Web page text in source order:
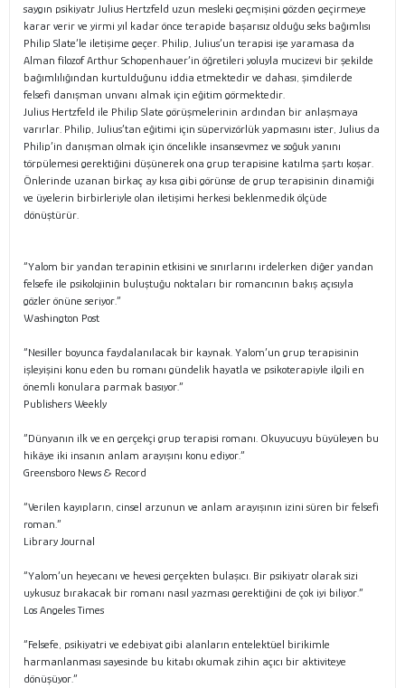
saygın psikiyatr Julius Hertzfeld uzun mesleki geçmişini gözden geçirmeye
karar verir ve yirmi yıl kadar önce terapide başarısız olduğu seks bağımlısı
Philip Slate’le iletişime geçer. Philip, Julius’un terapisi işe yaramasa da
Alman filozof Arthur Schopenhauer’in öğretileri yoluyla mucizevi bir şekilde
bağımlılığından kurtulduğunu iddia etmektedir ve dahası, şimdilerde
felsefi danışman unvanı almak için eğitim görmektedir.
Julius Hertzfeld ile Philip Slate görüşmelerinin ardından bir anlaşmaya
varırlar. Philip, Julius’tan eğitimi için süpervizörlük yapmasını ister, Julius da
Philip’in danışman olmak için öncelikle insansevmez ve soğuk yanını
törpülemesi gerektiğini düşünerek ona grup terapisine katılma şartı koşar.
Önlerinde uzanan birkaç ay kısa gibi görünse de grup terapisinin dinamiği
ve üyelerin birbirleriyle olan iletişimi herkesi beklenmedik ölçüde
dönüştürür.
“Yalom bir yandan terapinin etkisini ve sınırlarını irdelerken diğer yandan
felsefe ile psikolojinin buluştuğu noktaları bir romancının bakış açısıyla
gözler önüne seriyor.”
Washington Post
“Nesiller boyunca faydalanılacak bir kaynak. Yalom’un grup terapisinin
işleyişini konu eden bu romanı gündelik hayatla ve psikoterapiyle ilgili en
önemli konulara parmak basıyor.”
Publishers Weekly
“Dünyanın ilk ve en gerçekçi grup terapisi romanı. Okuyucuyu büyüleyen bu
hikâye iki insanın anlam arayışını konu ediyor.”
Greensboro News & Record
“Verilen kayıpların, cinsel arzunun ve anlam arayışının izini süren bir felsefi
roman.”
Library Journal
“Yalom’un heyecanı ve hevesi gerçekten bulaşıcı. Bir psikiyatr olarak sizi
uykusuz bırakacak bir romanı nasıl yazması gerektiğini de çok iyi biliyor.”
Los Angeles Times
“Felsefe, psikiyatri ve edebiyat gibi alanların entelektüel birikimle
harmanlanması sayesinde bu kitabı okumak zihin açıcı bir aktiviteye
dönüşüyor.”